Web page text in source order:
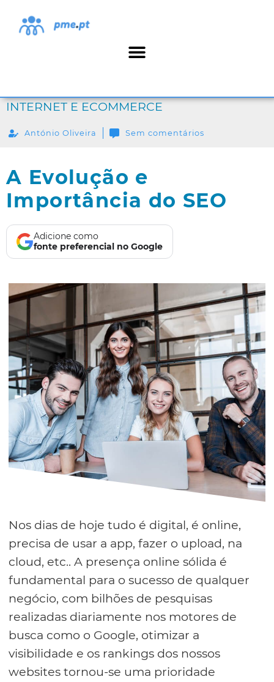
INTERNET E ECOMMERCE
António Oliveira Sem comentários
A Evolução e
Importância do SEO
Adicione como
fonte preferencial no Google
Nos dias de hoje tudo é digital, é online,
precisa de usar a app, fazer o upload, na
cloud, etc.. A presença online sólida é
fundamental para o sucesso de qualquer
negócio, com bilhões de pesquisas
realizadas diariamente nos motores de
busca como o Google, otimizar a
visibilidade e os rankings dos nossos
websites tornou-se uma prioridade